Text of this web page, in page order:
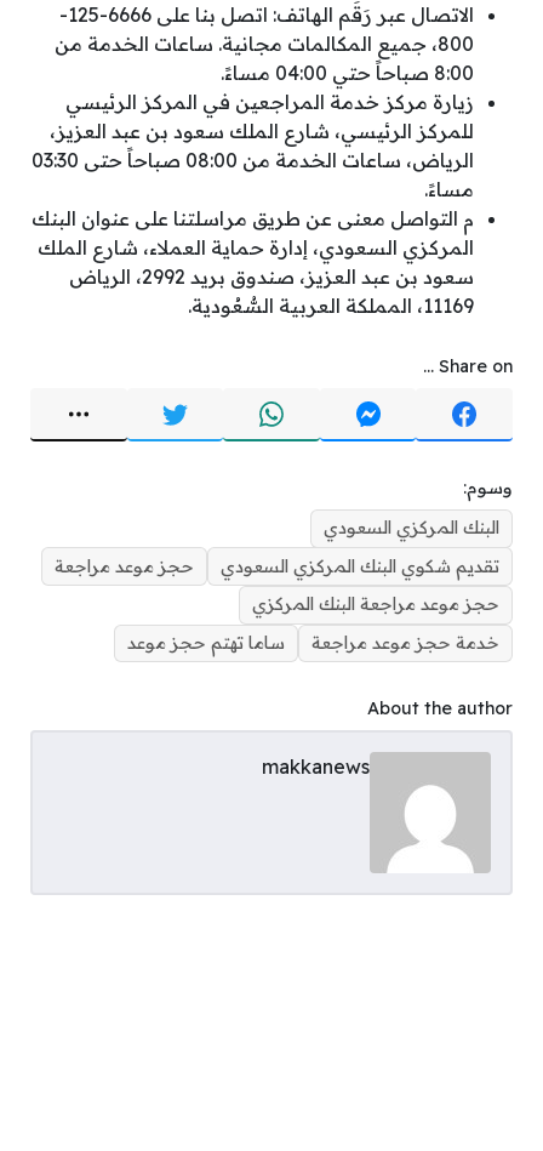
الاتصال عبر رَقَم الهاتف: اتصل بنا على 6666-125-
800، جميع المكالمات مجانية. ساعات الخدمة من
8:00 صباحاً حتي 04:00 مساءً.
زيارة مركز خدمة المراجعين في المركز الرئيسي
للمركز الرئيسي، شارع الملك سعود بن عبد العزيز،
الرياض، ساعات الخدمة من 08:00 صباحاً حتى 03:30
مساءً.
م التواصل معنى عن طريق مراسلتنا على عنوان البنك
المركزي السعودي، إدارة حماية العملاء، شارع الملك
سعود بن عبد العزيز، صندوق بريد 2992، الرياض
11169، المملكة العربية السُّعُودية.
Share on ...
وسوم:
البنك المركزي السعودي
تقديم شكوي البنك المركزي السعودي
حجز موعد مراجعة
حجز موعد مراجعة البنك المركزي
خدمة حجز موعد مراجعة
ساما تهتم حجز موعد
About the author
makkanews